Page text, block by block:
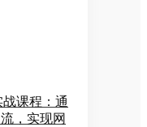
课程：通
，实现网